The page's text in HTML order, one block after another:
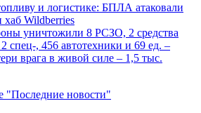
и логистике: БПЛА атаковали
Wildberries
уничтожили 8 РСЗО, 2 средства
спец-, 456 автотехники и 69 ед. –
врага в живой силе – 1,5 тыс.
"Последние новости"